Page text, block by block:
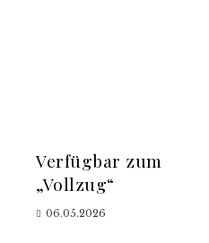
Verfügbar zum
„Vollzug“
06.05.2026